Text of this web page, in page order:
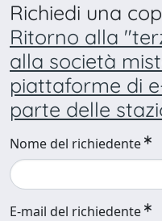
Richiedi una
Ritorno alla
alla società
piattaforme di
parte delle
Nome del richiedente
E-mail del richiedente